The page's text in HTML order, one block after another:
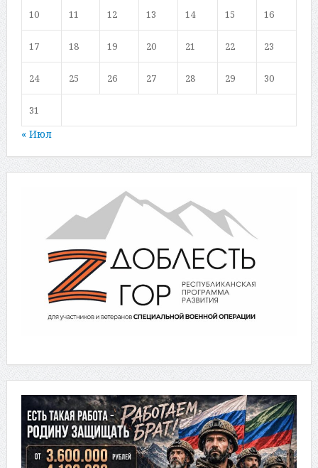
10 11 12 13 14 15 16
17 18 19 20 21 22 23
24 25 26 27 28 29 30
31
« Июл